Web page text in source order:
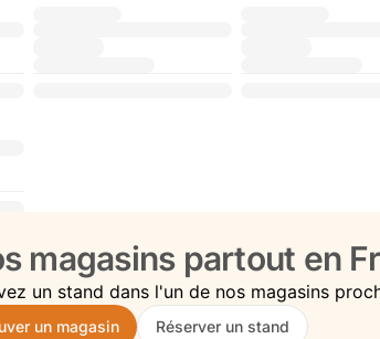
magasins partout en
un stand dans l'un de nos magasins
un magasin Réserver un stand